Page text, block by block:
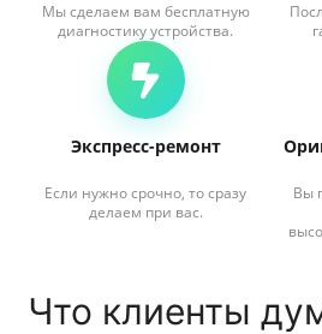
Мы сделаем вам бесплатную
диагностику устройства.
Экспресс-ремонт
Если нужно срочно, то сразу
делаем при вас.
Вы
Что клиенты